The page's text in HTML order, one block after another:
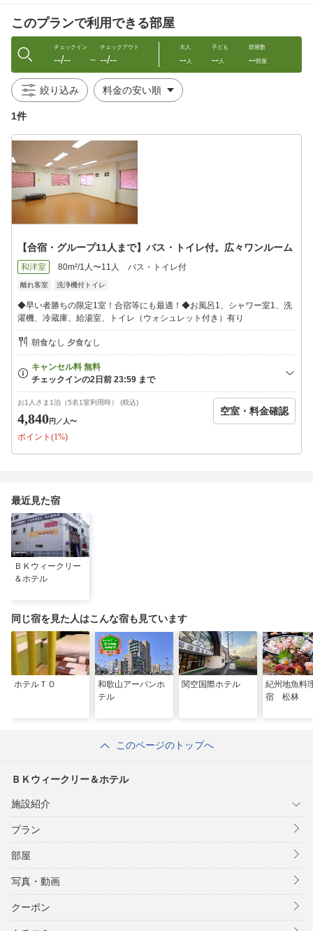
※Wi-Fiはございません。
※お部屋にはパジャマ（大人用）・バスタオル・フェイスタオ
ル・
アメニティを一通り常備しています。
※お車等でお越しの際、到着後すぐに（荷物を降ろす前に）お電
話等にてご連絡ください。徒歩２〜３分の現地に案内致します。
※こちらのプランはペット料金が含まれておりません。
ペット有の場合1匹/￥3300，2匹目以降/￥2750かかります。
このプランで利用できる部屋
チェックイン
--/-- 〜
チェックアウト
--/--
大人
--人
子ども
--人
部屋数
--部屋
絞り込み
1件
【合宿・グループ11人まで】バス・トイレ付。広々ワンルーム
和洋室 80m²/1人〜11人 バス・トイレ付
離れ客室 洗浄機付トイレ
◆早い者勝ちの限定1室！合宿等にも最適！◆お風呂1、シャワー室1、洗
濯機、冷蔵庫、給湯室、トイレ（ウォシュレット付き）有り
朝食なし 夕食なし
お1人さま1泊（5名1室利用時） (税込)
4,840円 ／人〜
ポイント(1%)
空室・料金確認
最近見た宿
ＢＫウィークリー
＆ホテル
同じ宿を見た人はこんな宿も見ています
ホテルＴＯ
和歌山アーバンホ
テル
関空国際ホテル
紀州地魚
宿 松林
このページのトップへ
ＢＫウィークリー＆ホテル
施設紹介
プラン
部屋
写真・動画
クーポン